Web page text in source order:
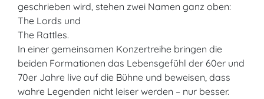
geschrieben wird, stehen zwei Namen ganz oben:
The Lords und
The Rattles.
In einer gemeinsamen Konzertreihe bringen die
beiden Formationen das Lebensgefühl der 60er und
70er Jahre live auf die Bühne und beweisen, dass
wahre Legenden nicht leiser werden – nur besser.